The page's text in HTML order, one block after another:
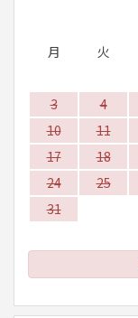
月
火
3
4
10
11
17
18
24
25
31